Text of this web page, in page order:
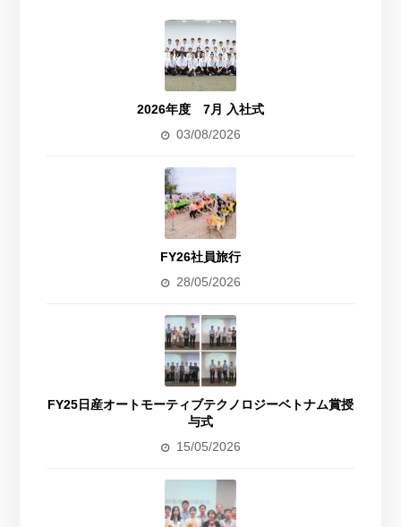
2026年度 7月 入社式
03/08/2026
FY26社員旅行
28/05/2026
FY25日産オートモーティブテクノロジーベトナム賞授
与式
15/05/2026